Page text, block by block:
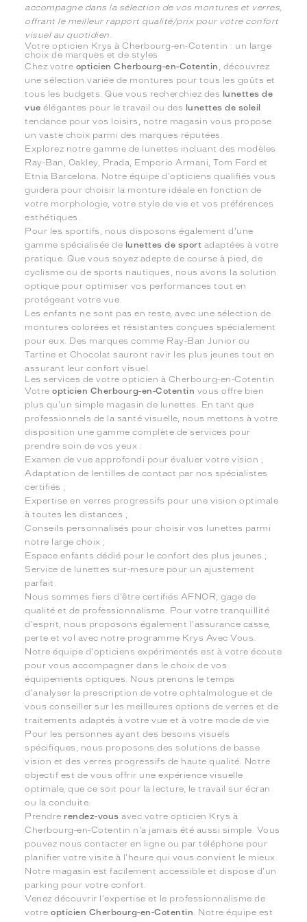
accompagne dans la sélection de vos montures et verres,
offrant le meilleur rapport qualité/prix pour votre confort
visuel au quotidien.
Votre opticien Krys à Cherbourg-en-Cotentin : un large
choix de marques et de styles
Chez votre opticien Cherbourg-en-Cotentin
, découvrez
une sélection variée de montures pour tous les goûts et
tous les budgets. Que vous recherchiez des lunettes de
vue élégantes pour le travail ou des lunettes de soleil
tendance pour vos loisirs, notre magasin vous propose
un vaste choix parmi des marques réputées.
Explorez notre gamme de lunettes incluant des modèles
Ray-Ban, Oakley, Prada, Emporio Armani, Tom Ford et
Etnia Barcelona. Notre équipe d'opticiens qualifiés vous
guidera pour choisir la monture idéale en fonction de
votre morphologie, votre style de vie et vos préférences
esthétiques.
Pour les sportifs, nous disposons également d'une
gamme spécialisée de lunettes de sport adaptées à votre
pratique. Que vous soyez adepte de course à pied, de
cyclisme ou de sports nautiques, nous avons la solution
optique pour optimiser vos performances tout en
protégeant votre vue.
Les enfants ne sont pas en reste, avec une sélection de
montures colorées et résistantes conçues spécialement
pour eux. Des marques comme Ray-Ban Junior ou
Tartine et Chocolat sauront ravir les plus jeunes tout en
assurant leur confort visuel.
Les services de votre opticien à Cherbourg-en-Cotentin
Votreopticien Cherbourg-en-Cotentin vous offre bien
plus qu'un simple magasin de lunettes. En tant que
professionnels de la santé visuelle, nous mettons à votre
disposition une gamme complète de services pour
prendre soin de vos yeux :
Examen de vue approfondi pour évaluer votre vision ;
Adaptation de lentilles de contact par nos spécialistes
certifiés ;
Expertise en verres progressifs pour une vision optimale
à toutes les distances ;
Conseils personnalisés pour choisir vos lunettes parmi
notre large choix ;
Espace enfants dédié pour le confort des plus jeunes ;
Service de lunettes sur-mesure pour un ajustement
parfait.
Nous sommes fiers d'être certifiés AFNOR, gage de
qualité et de professionnalisme. Pour votre tranquillité
d'esprit, nous proposons également l'assurance casse,
perte et vol avec notre programme Krys Avec Vous.
Notre équipe d'opticiens expérimentés est à votre écoute
pour vous accompagner dans le choix de vos
équipements optiques. Nous prenons le temps
d'analyser la prescription de votre ophtalmologue et de
vous conseiller sur les meilleures options de verres et de
traitements adaptés à votre vue et à votre mode de vie.
Pour les personnes ayant des besoins visuels
spécifiques, nous proposons des solutions de basse
vision et des verres progressifs de haute qualité. Notre
objectif est de vous offrir une expérience visuelle
optimale, que ce soit pour la lecture, le travail sur écran
ou la conduite.
Prendre rendez-vous avec votre opticien Krys à
Cherbourg-en-Cotentin n'a jamais été aussi simple. Vous
pouvez nous contacter en ligne ou par téléphone pour
planifier votre visite à l'heure qui vous convient le mieux.
Notre magasin est facilement accessible et dispose d'un
parking pour votre confort.
Venez découvrir l'expertise et le professionnalisme de
votreopticien Cherbourg-en-Cotentin . Notre équipe est